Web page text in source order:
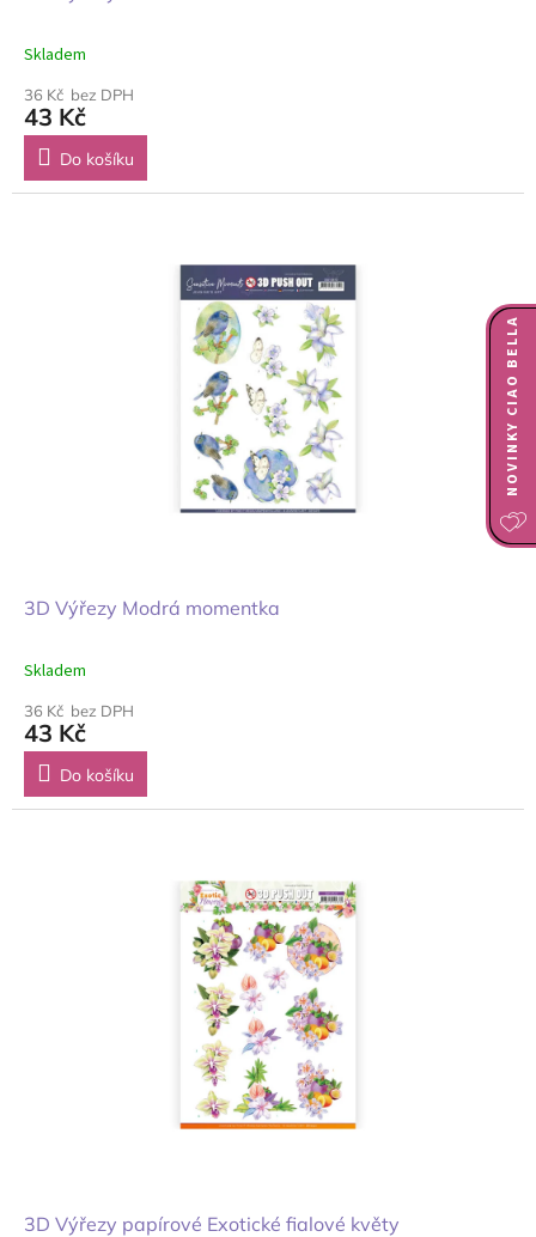
Skladem
36 Kč bez DPH
43 Kč
Do košíku
3D Výřezy Modrá momentka
Skladem
36 Kč bez DPH
43 Kč
Do košíku
3D Výřezy papírové Exotické fialové květy
NOVINKY CIAO BELLA